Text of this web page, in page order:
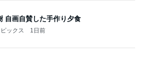
自画自賛した手作り夕食
ックス 1日前